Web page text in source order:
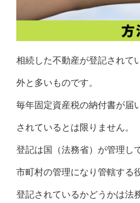
相続した不動産が登記されて
外と多いものです。
毎年固定資産税の納付書が届
されているとは限りません。
登記は国（法務省）が管理し
市町村の管理になり管轄する
登記されているかどうかは法